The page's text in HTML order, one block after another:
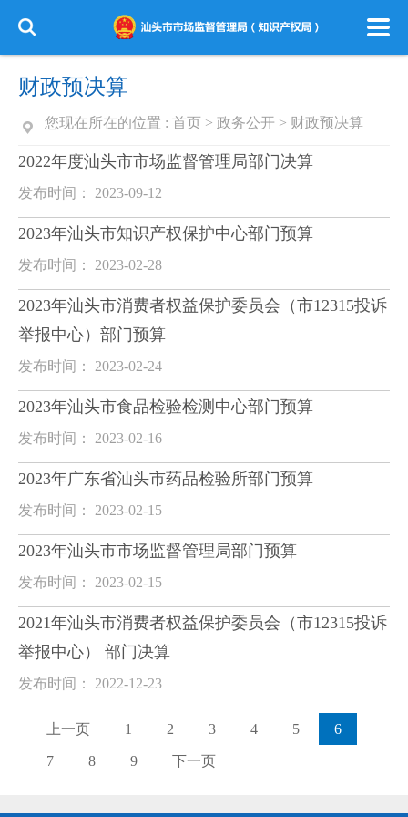
财政预决算
您现在所在的位置 : 首页 > 政务公开 > 财政预决算
2022年度汕头市市场监督管理局部门决算
发布时间： 2023-09-12
2023年汕头市知识产权保护中心部门预算
发布时间： 2023-02-28
2023年汕头市消费者权益保护委员会（市12315投诉
举报中心）部门预算
发布时间： 2023-02-24
2023年汕头市食品检验检测中心部门预算
发布时间： 2023-02-16
2023年广东省汕头市药品检验所部门预算
发布时间： 2023-02-15
2023年汕头市市场监督管理局部门预算
发布时间： 2023-02-15
2021年汕头市消费者权益保护委员会（市12315投诉
举报中心） 部门决算
发布时间： 2022-12-23
上一页 1 2 3 4 5 6
7 8 9 下一页